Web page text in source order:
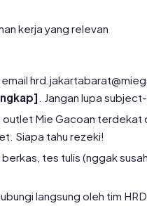
kerja yang relevan
. Jangan lupa
Mie Gacoan terdekat
Siapa tahu rezeki!
tes tulis (nggak
langsung oleh tim